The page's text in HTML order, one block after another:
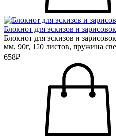
Блокнот для эскизов и
Блокнот для эскизов и
мм, 90г, 120 листов, пружина
658₽